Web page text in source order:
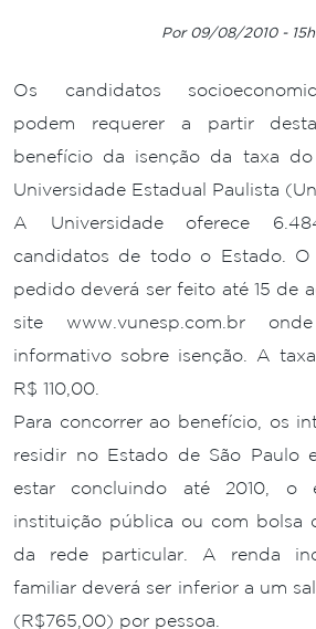
Por 09/08/2010 -
Os candidatos
podem requerer a partir
benefício da isenção da taxa do
Universidade Estadual Paulista
A Universidade oferece
candidatos de todo o Estado. O
pedido deverá ser feito até 15 de
site www.vunesp.com.br
informativo sobre isenção. A
R$ 110,00.
Para concorrer ao benefício, os
residir no Estado de São Paulo
estar concluindo até 2010, o
instituição pública ou com bolsa
da rede particular. A renda
familiar deverá ser inferior a um
(R$765,00) por pessoa.